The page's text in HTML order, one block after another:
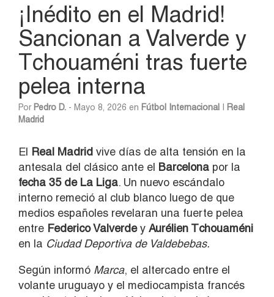
¡Inédito en el Madrid!
Sancionan a Valverde y
Tchouaméni tras fuerte
pelea interna
Por Pedro D. - Mayo 8, 2026 en Fútbol Internacional
Real
Madrid
El Real Madrid vive días de alta tensión en la
antesala del clásico ante el Barcelona por la
fecha 35 de La Liga. Un nuevo escándalo
interno remeció al club blanco luego de que
medios españoles revelaran una fuerte pelea
entre Federico Valverdey Aurélien Tchouaméni
en la Ciudad Deportiva de Valdebebas.
Según informó Marca, el altercado entre el
volante uruguayo y el mediocampista francés